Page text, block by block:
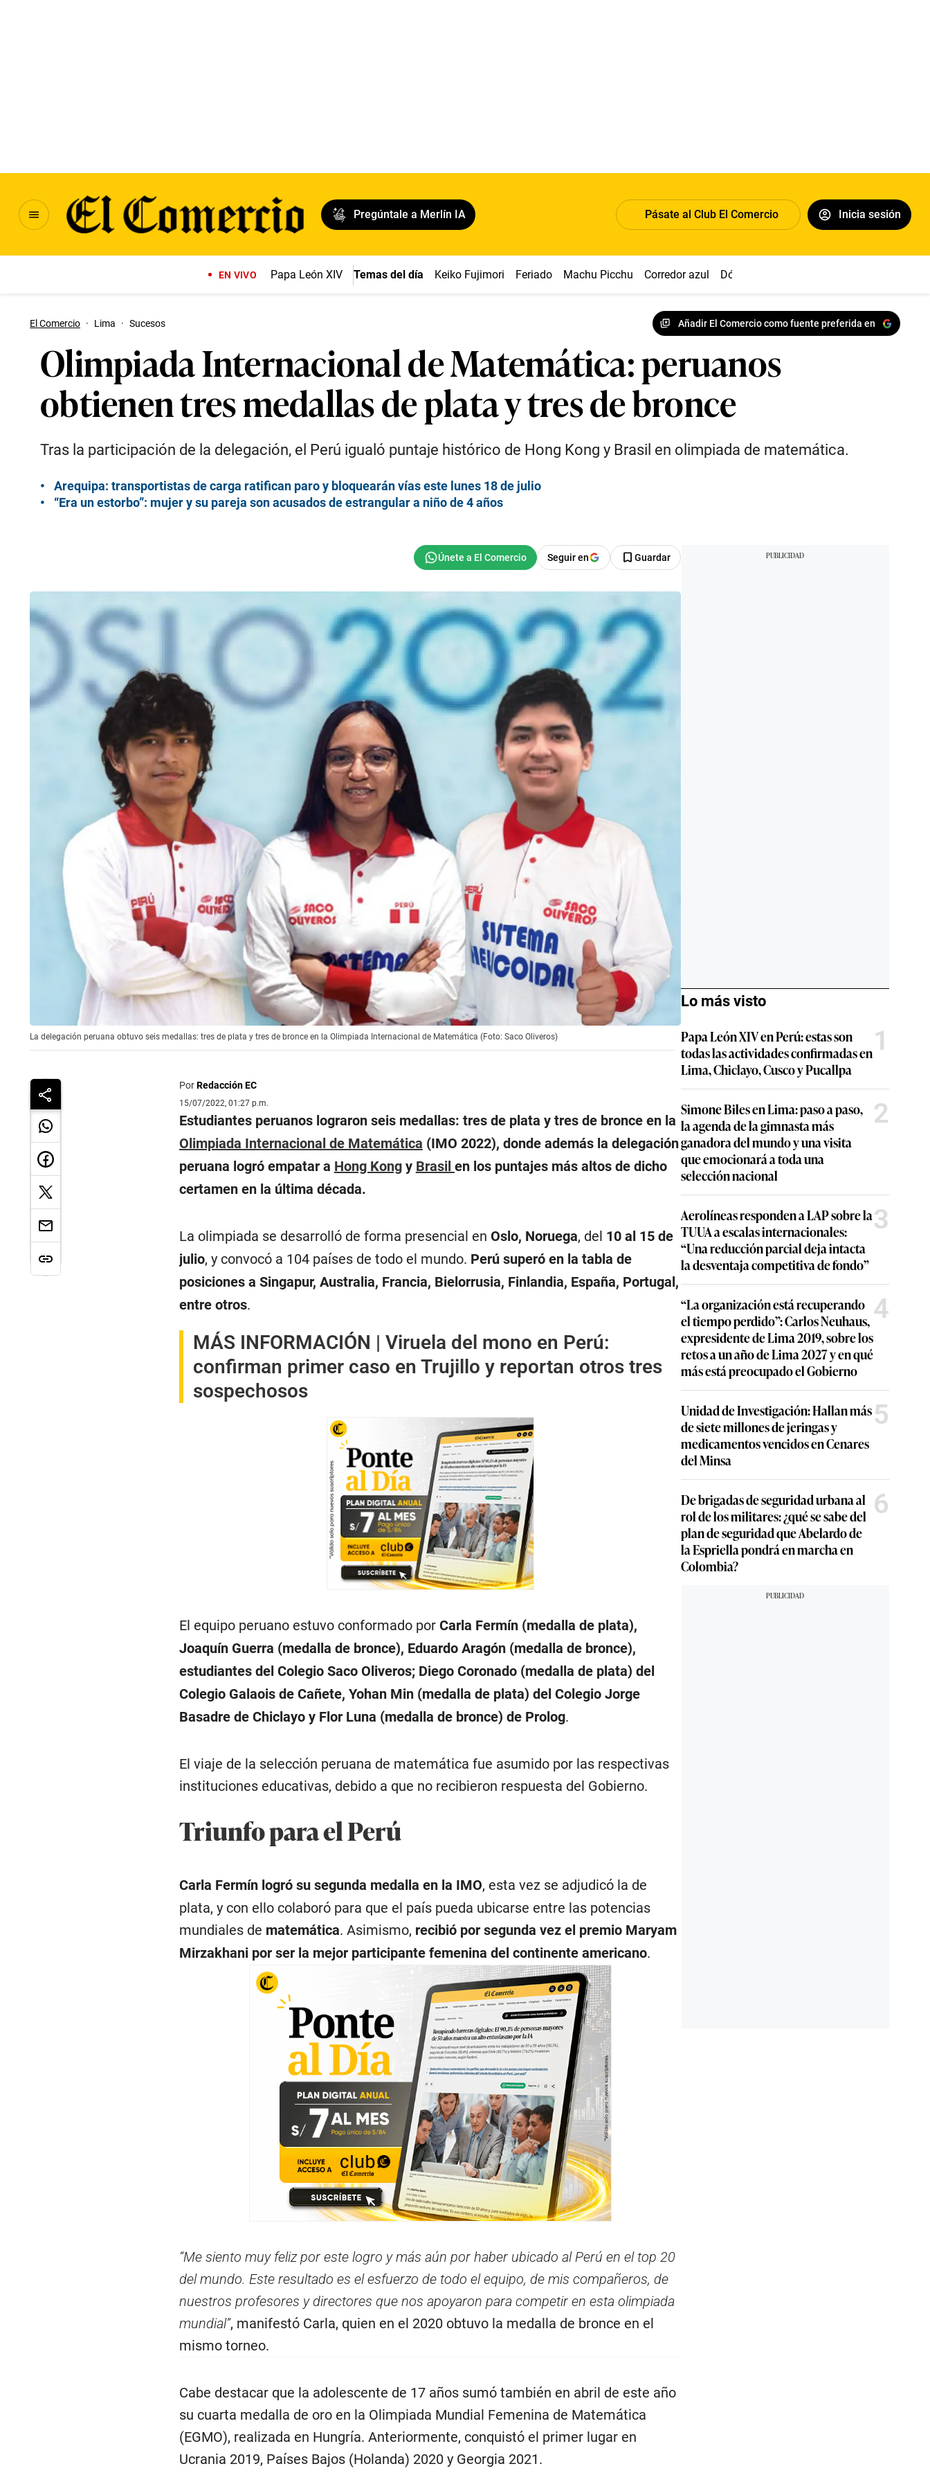
Pregúntale a Merlín IA Pásate al Club El Comercio Inicia sesión
EN VIVO Papa León XIV Temas del día Keiko Fujimori Feriado Machu Picchu Corredor azul Dólar
El Comercio · Lima · Sucesos Añadir El Comercio como fuente preferida en
Olimpiada Internacional de Matemática: peruanos
obtienen tres medallas de plata y tres de bronce
Tras la participación de la delegación, el Perú igualó puntaje histórico de Hong Kong y Brasil en olimpiada de matemática.
Arequipa: transportistas de carga ratifican paro y bloquearán vías este lunes 18 de julio
“Era un estorbo”: mujer y su pareja son acusados de estrangular a niño de 4 años
Seguir en Guardar
La delegación peruana obtuvo seis medallas: tres de plata y tres de bronce en la Olimpiada Internacional de Matemática (Foto: Saco Oliveros)
PorRedacción EC
15/07/2022, 01:27 p.m.
Estudiantes peruanos lograron seis medallas: tres de plata y tres de bronce en la
Olimpiada Internacional de Matemática (IMO 2022), donde además la delegación
peruana logró empatar a Hong Kongy Brasil en los puntajes más altos de dicho
certamen en la última década.
La olimpiada se desarrolló de forma presencial en Oslo, Noruega, del 10 al 15 de
julio, y convocó a 104 países de todo el mundo. Perú superó en la tabla de
posiciones a Singapur, Australia, Francia, Bielorrusia, Finlandia, España, Portugal,
entre otros.
MÁS INFORMACIÓN | Viruela del mono en Perú:
confirman primer caso en Trujillo y reportan otros tres
sospechosos
El equipo peruano estuvo conformado por Carla Fermín (medalla de plata),
Joaquín Guerra (medalla de bronce), Eduardo Aragón (medalla de bronce),
estudiantes del Colegio Saco Oliveros; Diego Coronado (medalla de plata) del
Colegio Galaois de Cañete, Yohan Min (medalla de plata) del Colegio Jorge
Basadre de Chiclayo y Flor Luna (medalla de bronce) de Prolog.
El viaje de la selección peruana de matemática fue asumido por las respectivas
instituciones educativas, debido a que no recibieron respuesta del Gobierno.
Triunfo para el Perú
Carla Fermín logró su segunda medalla en la IMO, esta vez se adjudicó la de
plata, y con ello colaboró para que el país pueda ubicarse entre las potencias
mundiales de matemática. Asimismo, recibió por segunda vez el premio Maryam
Mirzakhani por ser la mejor participante femenina del continente americano.
“Me siento muy feliz por este logro y más aún por haber ubicado al Perú en el top 20
del mundo. Este resultado es el esfuerzo de todo el equipo, de mis compañeros, de
nuestros profesores y directores que nos apoyaron para competir en esta olimpiada
mundial”, manifestó Carla, quien en el 2020 obtuvo la medalla de bronce en el
mismo torneo.
Cabe destacar que la adolescente de 17 años sumó también en abril de este año
su cuarta medalla de oro en la Olimpiada Mundial Femenina de Matemática
(EGMO), realizada en Hungría. Anteriormente, conquistó el primer lugar en
Ucrania 2019, Países Bajos (Holanda) 2020 y Georgia 2021.
Lo más visto
Papa León XIV en Perú: estas son
todas las actividades confirmadas en
Lima, Chiclayo, Cusco y Pucallpa
1
Simone Biles en Lima: paso a paso,
la agenda de la gimnasta más
ganadora del mundo y una visita
que emocionará a toda una
selección nacional
2
Aerolíneas responden a LAP sobre la
TUUA a escalas internacionales:
“Una reducción parcial deja intacta
la desventaja competitiva de fondo”
3
“La organización está recuperando
el tiempo perdido”: Carlos Neuhaus,
expresidente de Lima 2019, sobre los
retos a un año de Lima 2027 y en qué
más está preocupado el Gobierno
4
Unidad de Investigación: Hallan más
de siete millones de jeringas y
medicamentos vencidos en Cenares
del Minsa
5
De brigadas de seguridad urbana al
rol de los militares: ¿qué se sabe del
plan de seguridad que Abelardo de
la Espriella pondrá en marcha en
Colombia?
6